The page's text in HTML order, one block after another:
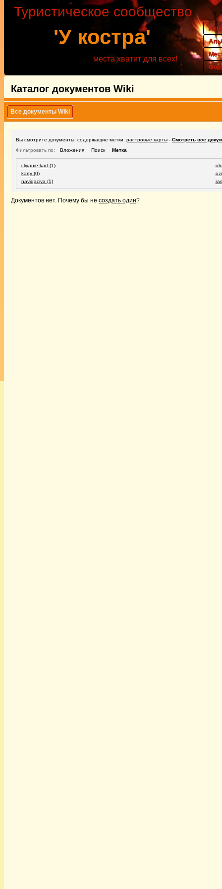
'У костра'
Туристическое сообщество
места хватит для всех!
Каталог документов Wiki
Все документы Wiki
Вы смотрите документы, содержащие метки: растровые карты - Смотреть все
Фильтровать по:
Вложения Поиск Метка
cliyanie-kart (1)
karty (0)
navigaciya (1)
Документов нет. Почему бы не создать один?